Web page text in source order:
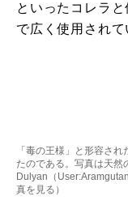
といったコレラ
で広く使用されて
「毒の王様」と形容さ
たのである。写真は天
Dulyan（
真を見る ）